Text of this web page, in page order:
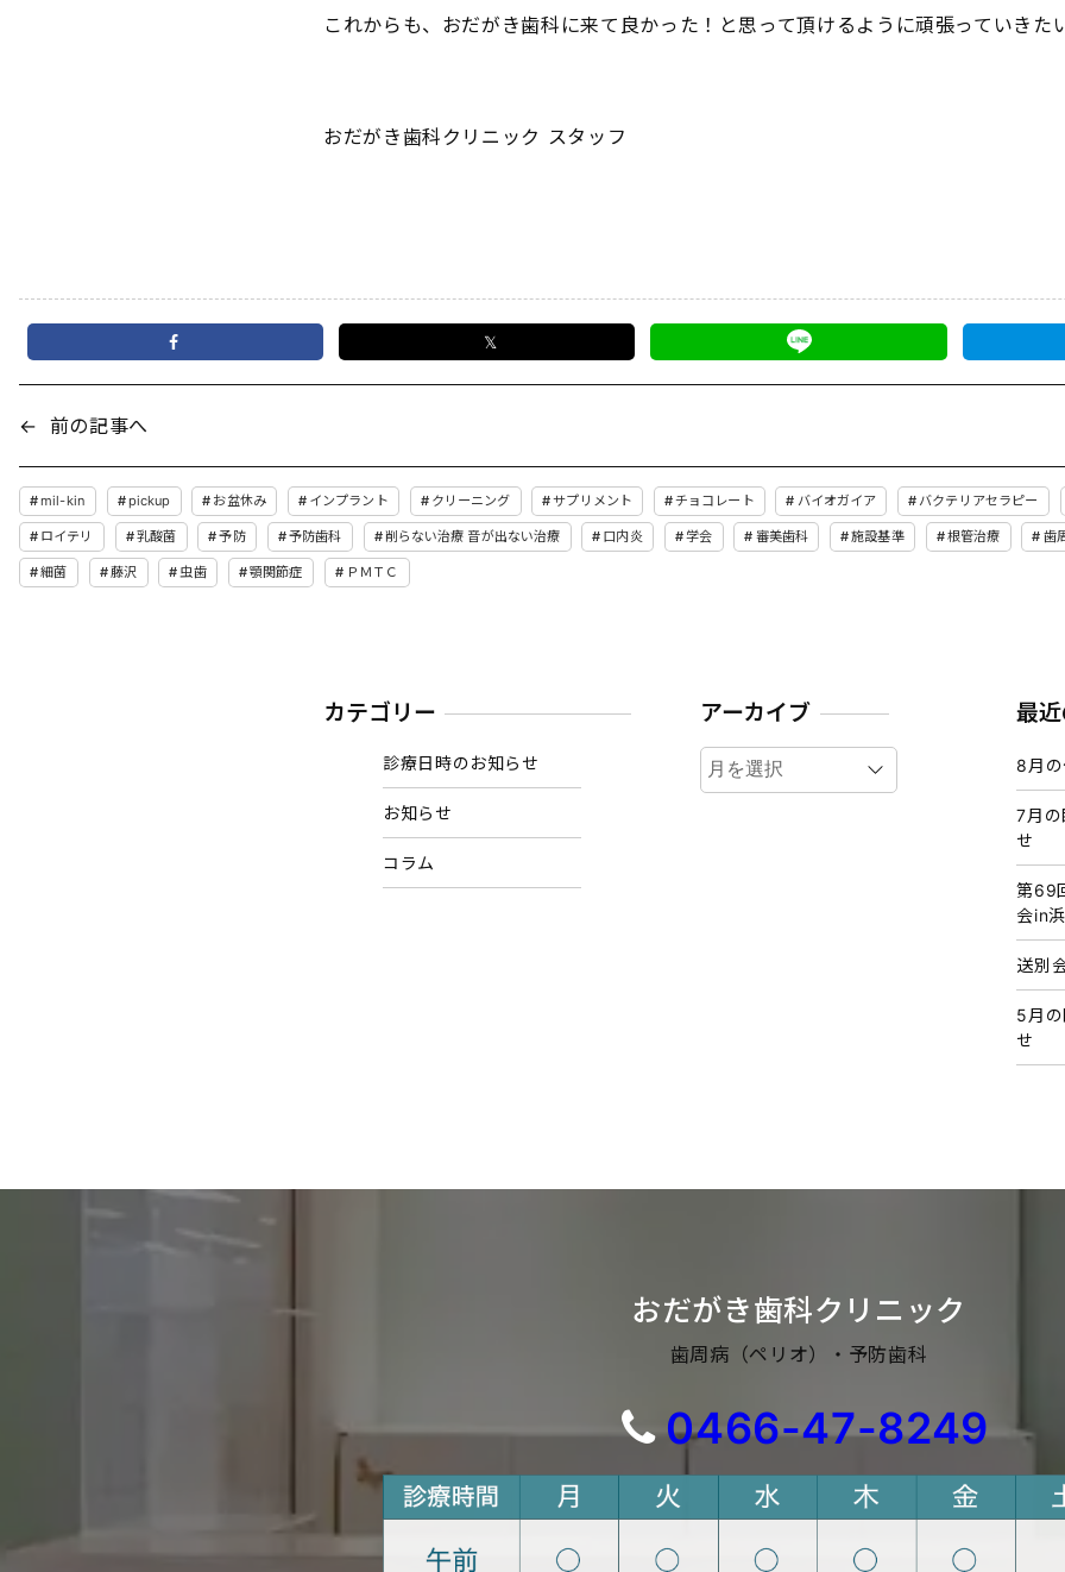
これからも、おだがき歯科に来て良かった！と思って頂けるように頑張っていき
おだがき歯科クリニック スタッフ
𝕏
← 前の記事へ
mil-kin pickup お盆休み インプラント クリーニング サプリメント チョコレート バイオガイア バクテリアセラピー
ロイテリ 乳酸菌 予防 予防歯科 削らない治療 音が出ない治療 口内炎 学会 審美歯科 施設基準 根管治療 歯
細菌 藤沢 虫歯 顎関節症 ＰＭＴＣ
カテゴリー
診療日時のお知らせ
お知らせ
コラム
アーカイブ
ア
ー
最
8月
7月
せ
第69
会in
送別
5月
せ
おだがき歯科クリニック
歯周病（ペリオ）・予防歯科
0466-47-8249